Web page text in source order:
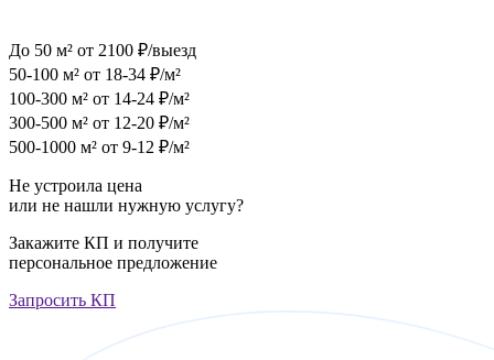
До 50 м² от 2100 ₽/выезд
50-100 м² от 18-34 ₽/м²
100-300 м² от 14-24 ₽/м²
300-500 м² от 12-20 ₽/м²
500-1000 м² от 9-12 ₽/м²
Не устроила цена
или не нашли нужную услугу?
Закажите КП и получите
персональное предложение
Запросить КП